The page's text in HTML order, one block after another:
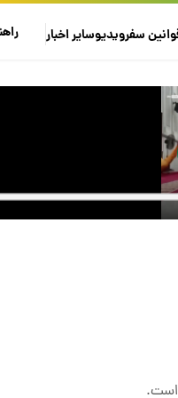
سفرویدیوسایراخبار
است.